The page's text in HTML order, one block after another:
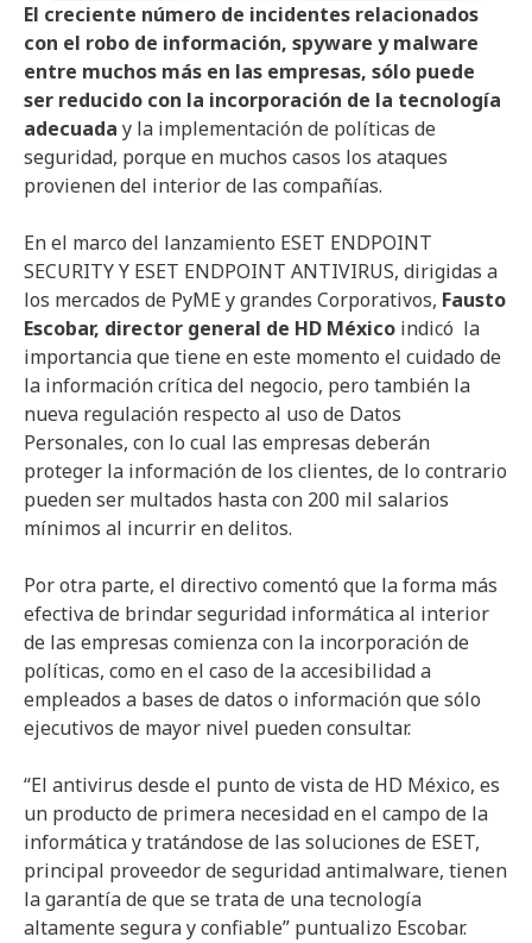
El creciente número de incidentes relacionados
con el robo de información, spyware y malware
entre muchos más en las empresas, sólo puede
ser reducido con la incorporación de la tecnología
adecuada y la implementación de políticas de
seguridad, porque en muchos casos los ataques
provienen del interior de las compañías.
En el marco del lanzamiento ESET ENDPOINT
SECURITY Y ESET ENDPOINT ANTIVIRUS, dirigidas a
los mercados de PyME y grandes Corporativos, Fausto
Escobar, director general de HD México indicó la
importancia que tiene en este momento el cuidado de
la información crítica del negocio, pero también la
nueva regulación respecto al uso de Datos
Personales, con lo cual las empresas deberán
proteger la información de los clientes, de lo contrario
pueden ser multados hasta con 200 mil salarios
mínimos al incurrir en delitos.
Por otra parte, el directivo comentó que la forma más
efectiva de brindar seguridad informática al interior
de las empresas comienza con la incorporación de
políticas, como en el caso de la accesibilidad a
empleados a bases de datos o información que sólo
ejecutivos de mayor nivel pueden consultar.
“El antivirus desde el punto de vista de HD México, es
un producto de primera necesidad en el campo de la
informática y tratándose de las soluciones de ESET,
principal proveedor de seguridad antimalware, tienen
la garantía de que se trata de una tecnología
altamente segura y confiable” puntualizo Escobar.